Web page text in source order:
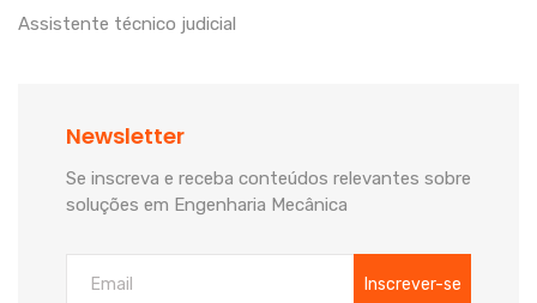
Assistente técnico judicial
Newsletter
Se inscreva e receba conteúdos relevantes sobre
soluções em Engenharia Mecânica
Inscrever-se